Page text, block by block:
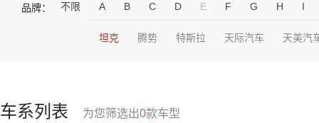
品牌： 不限 A B C D E F G H I
坦克 腾势 特斯拉 天际汽车 天美汽
车系列表 为您筛选出0款车型